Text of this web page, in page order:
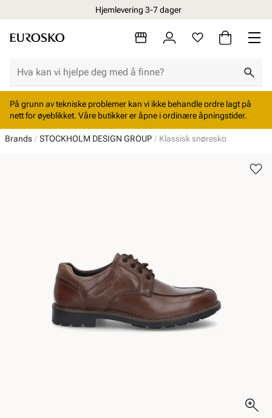
Hjemlevering 3-7 dager
På grunn av tekniske problemer kan vi ikke behandle ordre lagt på
nett for øyeblikket. Våre butikker er åpne i ordinære åpningstider.
Brands STOCKHOLM DESIGN GROUP Klassisk snøresko